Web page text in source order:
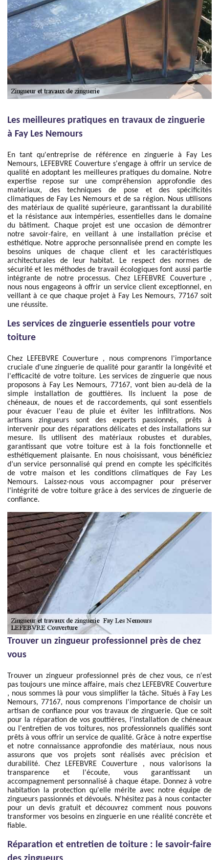
Les meilleures pratiques en travaux de zinguerie
à Fay Les Nemours
En tant qu'entreprise de référence en zinguerie à Fay Les
Nemours, LEFEBVRE Couverture s'engage à offrir un service de
qualité en adoptant les meilleures pratiques du domaine. Notre
expertise repose sur une compréhension approfondie des
matériaux, des techniques de pose et des spécificités
climatiques de Fay Les Nemours et de sa région. Nous utilisons
des matériaux de qualité supérieure, garantissant la durabilité
et la résistance aux intempéries, essentielles dans le domaine
du bâtiment. Chaque projet est une occasion de démontrer
notre savoir-faire, en veillant à une installation précise et
esthétique. Notre approche personnalisée prend en compte les
besoins uniques de chaque client et les caractéristiques
architecturales de leur habitat. Le respect des normes de
sécurité et les méthodes de travail écologiques font aussi partie
intégrante de notre processus. Chez LEFEBVRE Couverture ,
nous nous engageons à offrir un service client exceptionnel, en
veillant à ce que chaque projet à Fay Les Nemours, 77167 soit
une réussite.
Les services de zinguerie essentiels pour votre
toiture
Chez LEFEBVRE Couverture , nous comprenons l'importance
cruciale d'une zinguerie de qualité pour garantir la longévité et
l'efficacité de votre toiture. Les services de zinguerie que nous
proposons à Fay Les Nemours, 77167, vont bien au-delà de la
simple installation de gouttières. Ils incluent la pose de
chéneaux, de noues et de raccordements, qui sont essentiels
pour évacuer l'eau de pluie et éviter les infiltrations. Nos
artisans zingueurs sont des experts passionnés, prêts à
intervenir pour des réparations délicates et des installations sur
mesure. Ils utilisent des matériaux robustes et durables,
garantissant que votre toiture est à la fois fonctionnelle et
esthétiquement plaisante. En nous choisissant, vous bénéficiez
d’un service personnalisé qui prend en compte les spécificités
de votre maison et les conditions climatiques de Fay Les
Nemours. Laissez-nous vous accompagner pour préserver
l'intégrité de votre toiture grâce à des services de zinguerie de
confiance.
Trouver un zingueur professionnel près de chez
vous
Trouver un zingueur professionnel près de chez vous, ce n'est
pas toujours une mince affaire, mais chez LEFEBVRE Couverture
, nous sommes là pour vous simplifier la tâche. Situés à Fay Les
Nemours, 77167, nous comprenons l'importance de choisir un
artisan de confiance pour vos travaux de zinguerie. Que ce soit
pour la réparation de vos gouttières, l'installation de chéneaux
ou l'entretien de vos toitures, nos professionnels qualifiés sont
prêts à vous offrir un service de qualité. Grâce à notre expertise
et notre connaissance approfondie des matériaux, nous nous
assurons que vos projets sont réalisés avec précision et
durabilité. Chez LEFEBVRE Couverture , nous valorisons la
transparence et l'écoute, vous garantissant un
accompagnement personnalisé à chaque étape. Donnez à votre
habitation la protection qu'elle mérite avec notre équipe de
zingueurs passionnés et dévoués. N'hésitez pas à nous contacter
pour un devis gratuit et découvrez comment nous pouvons
transformer vos besoins en zinguerie en une réalité concrète et
fiable.
Réparation et entretien de toiture : le savoir-faire